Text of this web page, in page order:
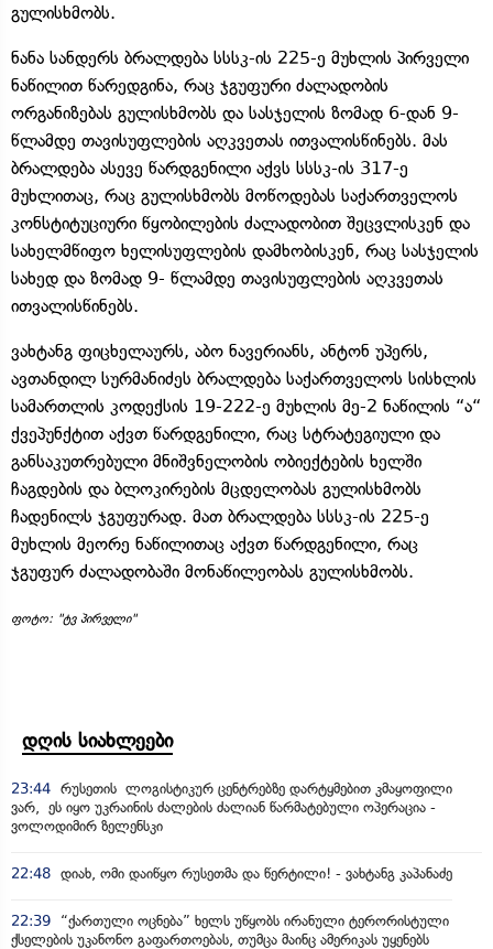
გულისხმობს.
ნანა სანდერს ბრალდება სსსკ-ის 225-ე მუხლის პირველი
ნაწილით წარედგინა, რაც ჯგუფური ძალადობის
ორგანიზებას გულისხმობს და სასჯელის ზომად 6-დან 9-
წლამდე თავისუფლების აღკვეთას ითვალისწინებს. მას
ბრალდება ასევე წარდგენილი აქვს სსსკ-ის 317-ე
მუხლითაც, რაც გულისხმობს მოწოდებას საქართველოს
კონსტიტუციური წყობილების ძალადობით შეცვლისკენ და
სახელმწიფო ხელისუფლების დამხობისკენ, რაც სასჯელის
სახედ და ზომად 9- წლამდე თავისუფლების აღკვეთას
ითვალისწინებს.
ვახტანგ ფიცხელაურს, აბო ნავერიანს, ანტონ უპერს,
ავთანდილ სურმანიძეს ბრალდება საქართველოს სისხლის
სამართლის კოდექსის 19-222-ე მუხლის მე-2 ნაწილის “ა“
ქვეპუნქტით აქვთ წარდგენილი, რაც სტრატეგიული და
განსაკუთრებული მნიშვნელობის ობიექტების ხელში
ჩაგდების და ბლოკირების მცდელობას გულისხმობს
ჩადენილს ჯგუფურად. მათ ბრალდება სსსკ-ის 225-ე
მუხლის მეორე ნაწილითაც აქვთ წარდგენილი, რაც
ჯგუფურ ძალადობაში მონაწილეობას გულისხმობს.
ფოტო: "ტვ პირველი"
დღის სიახლეები
23:44 რუსეთის ლოგისტიკურ ცენტრებზე დარტყმებით კმაყოფილი
ვარ, ეს იყო უკრაინის ძალების ძალიან წარმატებული ოპერაცია -
ვოლოდიმირ ზელენსკი
22:48 დიახ, ომი დაიწყო რუსეთმა და წერტილი! - ვახტანგ კაპანაძე
22:39
“ქართული ოცნება” ხელს უწყობს ირანული ტერორისტული
ქსელების უკანონო გაფართოებას, თუმცა მაინც ამერიკას უყენებს